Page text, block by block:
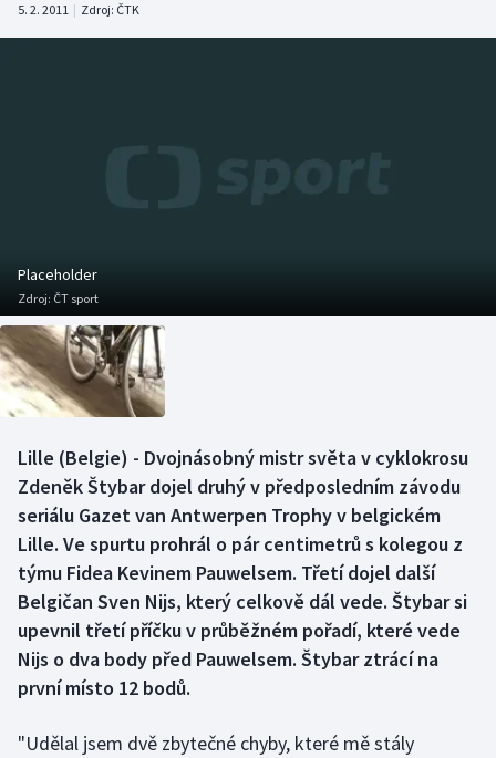
Americký fotbal
Box
Curling
Dostihy
Florbal
Futsal
Golf
Gymnastika
Házená
NEPŘEHLÉDNĚTE
5. 2. 2011 | Zdroj: ČTK
Placeholder
Zdroj: ČT sport
Lille (Belgie) - Dvojnásobný mistr světa v cyklokrosu
Zdeněk Štybar dojel druhý v předposledním závodu
seriálu Gazet van Antwerpen Trophy v belgickém
Lille. Ve spurtu prohrál o pár centimetrů s kolegou z
týmu Fidea Kevinem Pauwelsem. Třetí dojel další
Belgičan Sven Nijs, který celkově dál vede. Štybar si
upevnil třetí příčku v průběžném pořadí, které vede
Nijs o dva body před Pauwelsem. Štybar ztrácí na
první místo 12 bodů.
"Udělal jsem dvě zbytečné chyby, které mě stály